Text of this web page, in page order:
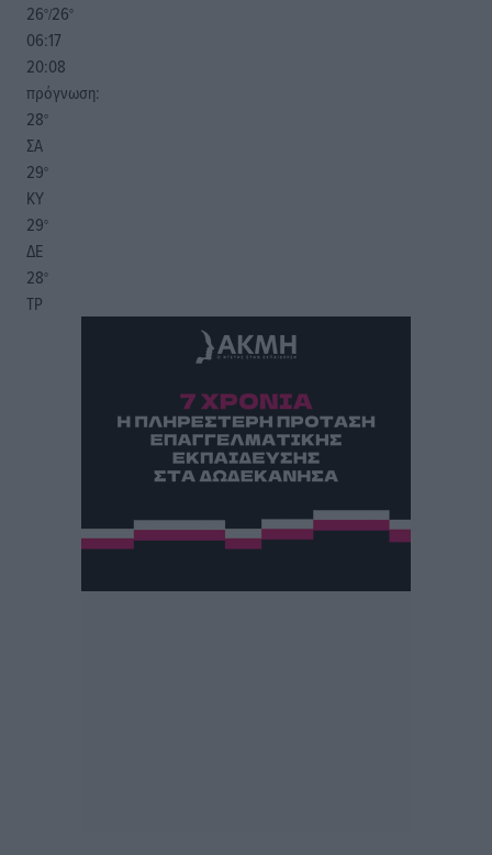
26°/26°
06:17
20:08
πρόγνωση:
28°
ΣΑ
29°
ΚΥ
29°
ΔΕ
28°
ΤΡ